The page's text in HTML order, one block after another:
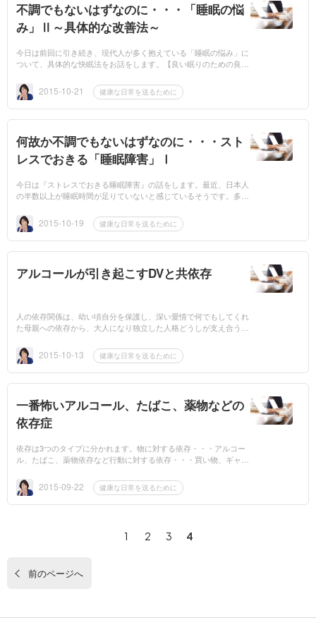
不調でもないはずなのに・・・「睡眠の悩
み」Ⅱ～具体的な改善法～
今日は前回に引き続き、現代人が多く抱えている「睡眠の悩み」に
ついて、具体的な快眠法をお話をします。【良い眠りのための良い
眠りに影響を...
2015-10-21 健康な日常を送るために
何故か不調でもないはずなのに・・・スト
レスでおきる「睡眠障害」Ⅰ
今日は『ストレスでおきる睡眠障害』の話をします。最近、日本人
の半数以上が睡眠時間が足りていないと感じているそうです。多く
れないからと言...
2015-10-19 健康な日常を送るために
アルコールが引き起こすDVと共依存
人の依存関係は、幼い頃自分を保護し、深い愛情で何でもしてくれ
た母親への依存から、大人になり独立した人格どうしが支え合う健
親に対しての一方...
2015-10-13 健康な日常を送るために
一番怖いアルコール、たばこ、薬物などの
依存症
依存は3つのタイプに分かれます。物に対する依存・・・アルコー
ル、たばこ、薬物依存など行動に対する依存・・・買い物、ギャン
親、夫婦、恋人（...
2015-09-22 健康な日常を送るために
前のページへ
1 2 3 4